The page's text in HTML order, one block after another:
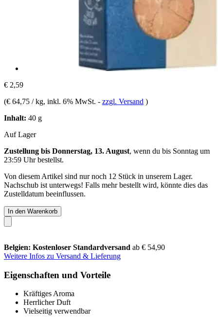
€ 2,59
(€ 64,75 / kg, inkl. 6% MwSt. - zzgl. Versand )
Inhalt: 40 g
Auf Lager
Zustellung bis Donnerstag, 13. August, wenn du bis Sonntag um
23:59 Uhrbestellst.
Von diesem Artikel sind nur noch 12 Stück in unserem Lager.
Nachschub ist unterwegs! Falls mehr bestellt wird, könnte dies das
Zustelldatum beeinflussen.
In den Warenkorb
Belgien: Kostenloser Standardversand ab € 54,90
Weitere Infos zu Versand & Lieferung
Eigenschaften und Vorteile
Kräftiges Aroma
Herrlicher Duft
Vielseitig verwendbar